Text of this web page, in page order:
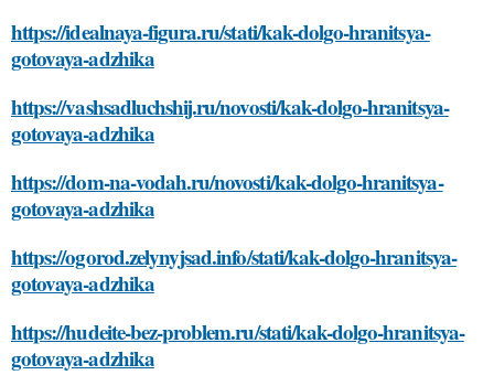
https://idealnaya-figura.ru/stati/kak-dolgo-hranitsya-
gotovaya-adzhika
https://vashsadluchshij.ru/novosti/kak-dolgo-hranitsya-
gotovaya-adzhika
https://dom-na-vodah.ru/novosti/kak-dolgo-hranitsya-
gotovaya-adzhika
https://ogorod.zelynyjsad.info/stati/kak-dolgo-hranitsya-
gotovaya-adzhika
https://hudeite-bez-problem.ru/stati/kak-dolgo-hranitsya-
gotovaya-adzhika